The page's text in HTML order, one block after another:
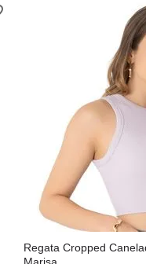
Regata Cropped